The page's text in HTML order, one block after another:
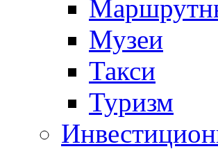
Музеи
Такси
Туризм